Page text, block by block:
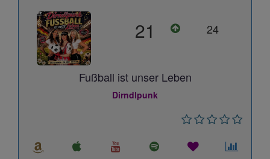
21 24
Fußball ist unser Leben
Dirndlpunk